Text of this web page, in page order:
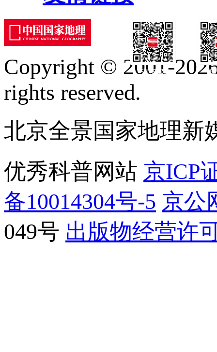
订阅号
Copyright © 2001-
rights reserved.
北京全景国家地理新
优秀科普网站 京ICP
备10014304号-5 京公
049号 出版物经营许